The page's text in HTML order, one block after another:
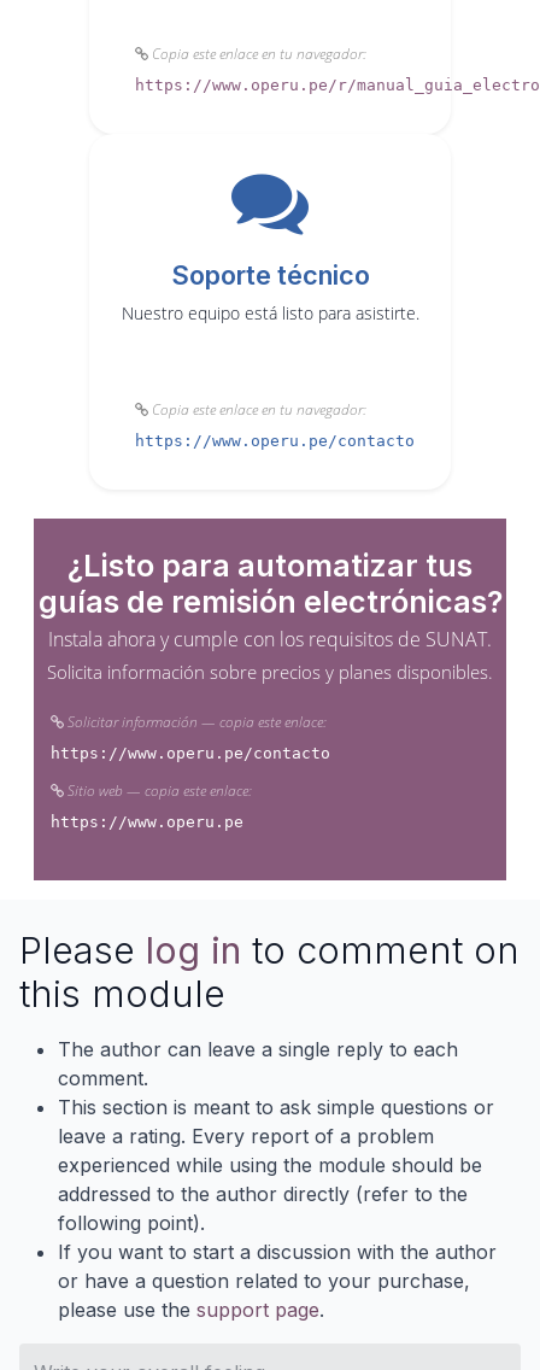
Copia este enlace en tu navegador:
https://www.operu.pe/r/
Soporte técnico
Nuestro equipo está listo para asistirte.
Copia este enlace en tu navegador:
https://www.operu.pe/contacto
¿Listo para automatizar tus
guías de remisión electrónicas?
Instala ahora y cumple con los requisitos de SUNAT.
Solicita información sobre precios y planes disponibles.
Solicitar información — copia este enlace:
https://www.operu.pe/contacto
Sitio web — copia este enlace:
https://www.operu.pe
Please log in to comment on
this module
The author can leave a single reply to each
comment.
This section is meant to ask simple questions or
leave a rating. Every report of a problem
experienced while using the module should be
addressed to the author directly (refer to the
following point).
If you want to start a discussion with the author
or have a question related to your purchase,
please use the support page.